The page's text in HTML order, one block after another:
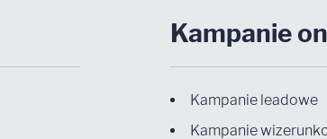
Kampanie
Kampanie leadowe
Kampanie